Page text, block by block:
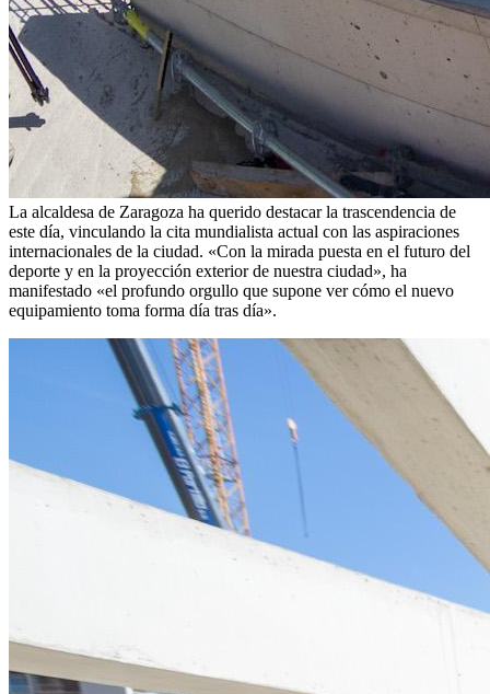
La alcaldesa de Zaragoza ha querido destacar la trascendencia de
este día, vinculando la cita mundialista actual con las aspiraciones
internacionales de la ciudad. «Con la mirada puesta en el futuro del
deporte y en la proyección exterior de nuestra ciudad», ha
manifestado «el profundo orgullo que supone ver cómo el nuevo
equipamiento toma forma día tras día».